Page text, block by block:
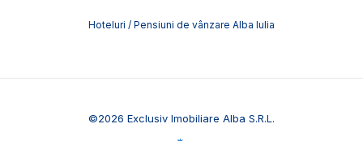
Hoteluri / Pensiuni de vânzare Alba Iulia
©2026 Exclusiv Imobiliare Alba S.R.L.